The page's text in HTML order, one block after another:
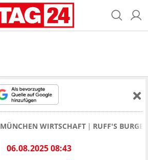
MÜNCHEN WIRTSCHAFT RUFF'S
06.08.2025 08:43